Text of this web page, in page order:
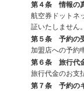
第４条 情報の
航空券ドットネ
証いたしません。
第５条 予約の
加盟店への予約
第６条 旅行代
旅行代金のお支
第７条 予約の